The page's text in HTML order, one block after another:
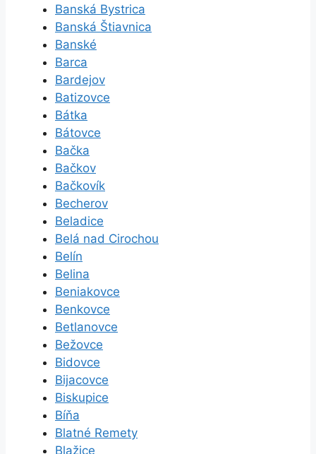
Banská Bystrica
Banská Štiavnica
Banské
Barca
Bardejov
Batizovce
Bátka
Bátovce
Bačka
Bačkov
Bačkovík
Becherov
Beladice
Belá nad Cirochou
Belín
Belina
Beniakovce
Benkovce
Betlanovce
Bežovce
Bidovce
Bijacovce
Biskupice
Bíňa
Blatné Remety
Blažice